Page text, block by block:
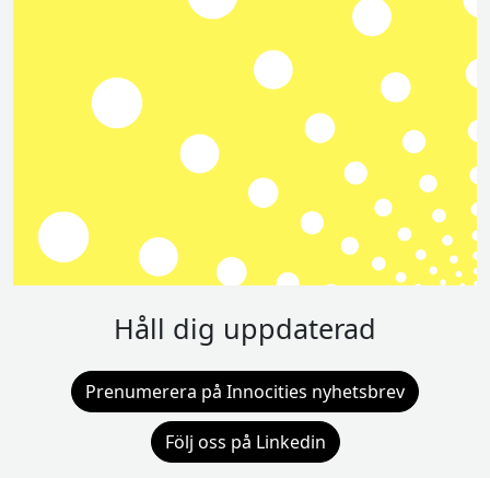
Håll dig uppdaterad
Prenumerera på Innocities nyhetsbrev
Följ oss på Linkedin